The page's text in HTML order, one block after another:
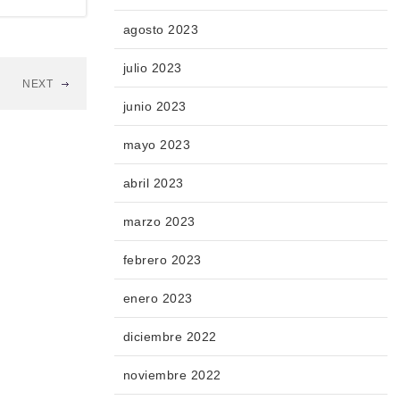
NEXT
agosto 2023
julio 2023
junio 2023
mayo 2023
abril 2023
marzo 2023
febrero 2023
enero 2023
diciembre 2022
noviembre 2022